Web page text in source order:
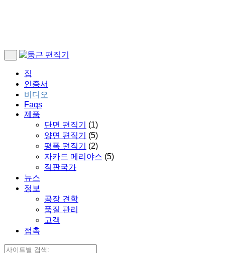
집
인증서
비디오
Faqs
제품
단면 편직기
(1)
양면 편직기
(5)
평폭 편직기
(2)
자카드 메리야스 (5)
직판국가
뉴스
정보
공장 견학
품질 관리
고객
접촉